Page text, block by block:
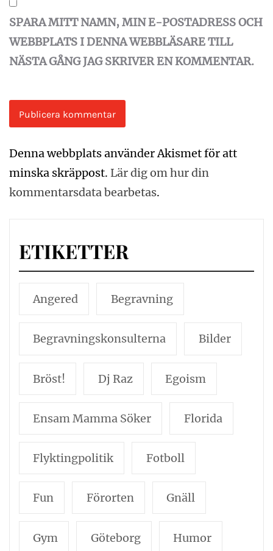
SPARA MITT NAMN, MIN E-POSTADRESS OCH
WEBBPLATS I DENNA WEBBLÄSARE TILL
NÄSTA GÅNG JAG SKRIVER EN KOMMENTAR.
Denna webbplats använder Akismet för att
minska skräppost. Lär dig om hur din
kommentarsdata bearbetas.
ETIKETTER
Angered Begravning
Begravningskonsulterna Bilder
Bröst! Dj Raz Egoism
Ensam Mamma Söker Florida
Flyktingpolitik Fotboll
Fun Förorten Gnäll
Gym Göteborg Humor